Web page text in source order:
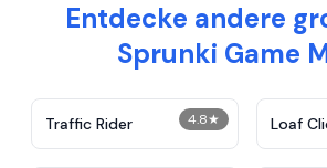
Entdecke andere
Sprunki Game
4.8★
Traffic Rider Loaf